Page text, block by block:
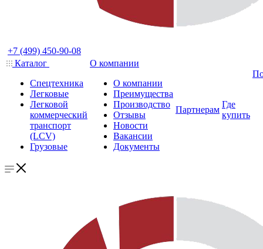
+7 (499) 450-90-08
Каталог
Спецтехника
Легковые
Легковой
коммерческий
транспорт
(LCV)
Грузовые
О компании
О компании
Преимущества
Производство
Отзывы
Новости
Вакансии
Документы
Партнерам
Где
купить